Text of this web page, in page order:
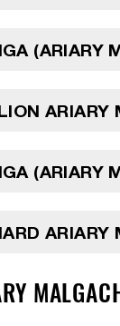
(ARIARY
ARIARY
(ARIARY
ARIARY